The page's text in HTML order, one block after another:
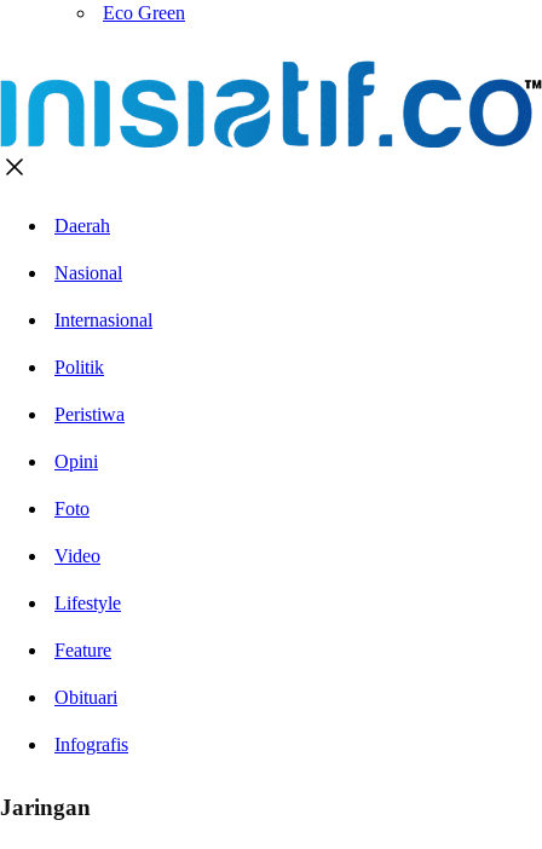
Eco Green
Daerah
Nasional
Internasional
Politik
Peristiwa
Opini
Foto
Video
Lifestyle
Feature
Obituari
Infografis
Jaringan